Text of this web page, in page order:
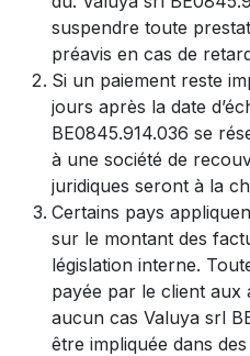
suspendre toute
préavis en cas de
Si un paiement reste
jours après la date
BE0845.914.036 se
à une société de
juridiques seront à la
Certains pays
sur le montant des
législation interne.
payée par le client aux
aucun cas Valuya srl
être impliquée dans